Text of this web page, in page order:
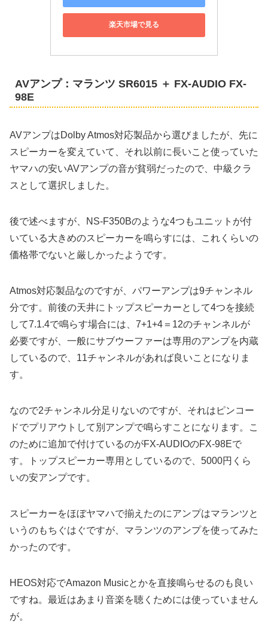
楽天市場で見る
AVアンプ：マランツ SR6015 ＋ FX-AUDIO FX-
98E
AVアンプはDolby Atmos対応製品から選びましたが、先に
スピーカーを変えていて、それ以前に長いこと使っていた
ヤマハの安いAVアンプの音が貧弱だったので、中級クラ
スとして選択しました。
後で述べますが、NS-F350Bのような4つもユニットが付
いている大きめのスピーカーを鳴らすには、これくらいの
価格帯でないと厳しかったようです。
Atmos対応製品なのですが、パワーアンプは9チャンネル
分です。前後の天井にトップスピーカーとして4つを接続
して7.1.4で鳴らす場合には、7+1+4＝12のチャンネルが
必要ですが、一般にサブウーファーは専用のアンプを内蔵
しているので、11チャンネルがあれば良いことになりま
す。
なので2チャンネル分足りないのですが、それはピンコー
ドでプリアウトして別アンプで鳴らすことになります。こ
のために追加で付けているのがFX-AUDIOのFX-98Eで
す。トップスピーカー専用としているので、5000円くら
いの安アンプです。
スピーカーをほぼヤマハで揃えたのにアンプはマランツと
いうのもちぐはぐですが、マランツのアンプを使ってみた
かったのです。
HEOS対応でAmazon Musicとかを直接鳴らせるのも良い
ですね。最近はあまり音楽を聴くためには使っていません
が。